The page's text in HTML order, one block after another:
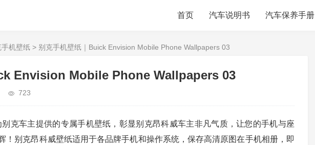
首页 汽车说明书 汽车保养手册
手机壁纸 > 别克手机壁纸｜Buick Envision Mobile Phone Wallpapers 03
Envision Mobile Phone Wallpapers 03
723
克车主提供的专属手机壁纸，彰显别克昂科威车主非凡气质，让您的手机与座
！别克昂科威壁纸适用于各品牌手机和操作系统，保存高清原图在手机相册，即